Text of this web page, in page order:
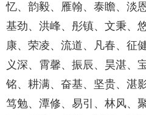
忆、韵毅、雁翰、泰瞻、淡
基劲、洪峰、彤镇、文秉、
康、荣凌、流道、凡春、征
义深、霄馨、振辰、昊湛、
铭、耕满、奋基、坚贵、湛
笃勉、潭修、易引、林风、